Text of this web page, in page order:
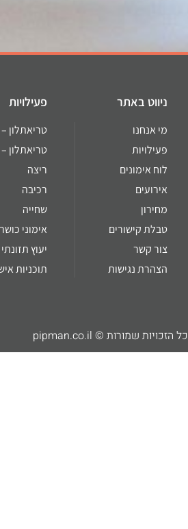
ניווט באתר
מי אנחנו
פעילויות
לוח אימונים
אירועים
מחירון
טבלת קישורים
צור קשר
הצהרת נגישות
פעילויות
טריאתלון
טריאתלון
ריצה
רכיבה
שחייה
אימוני כושר
יעוץ תזונתי
תוכניות
כל הזכויות שמורות © pipman.co.il